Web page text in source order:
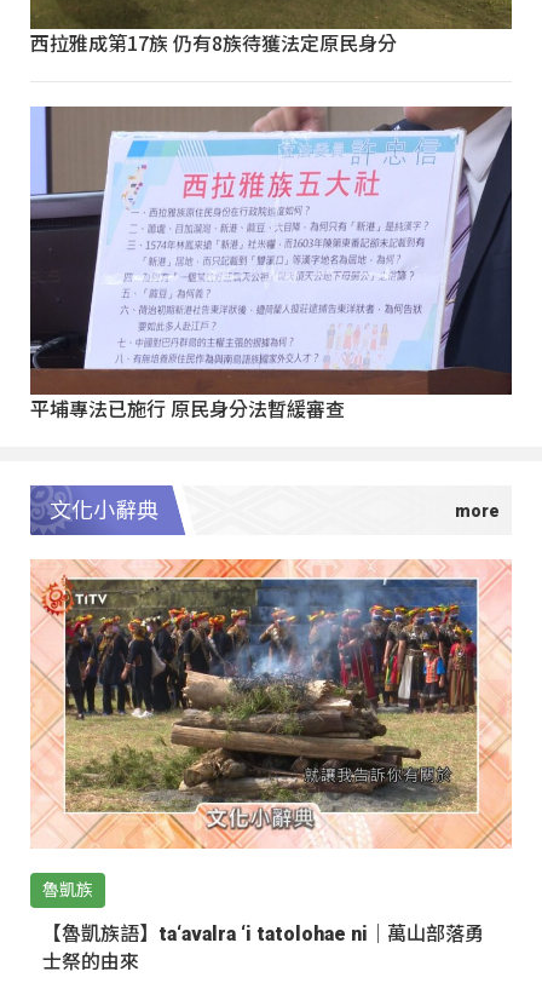
西拉雅成第17族 仍有8族待獲法定原民身分
平埔專法已施行 原民身分法暫緩審查
文化小辭典
魯凱族
【魯凱族語】ta‘avalra ‘i tatolohae ni｜萬山部落勇
士祭的由來